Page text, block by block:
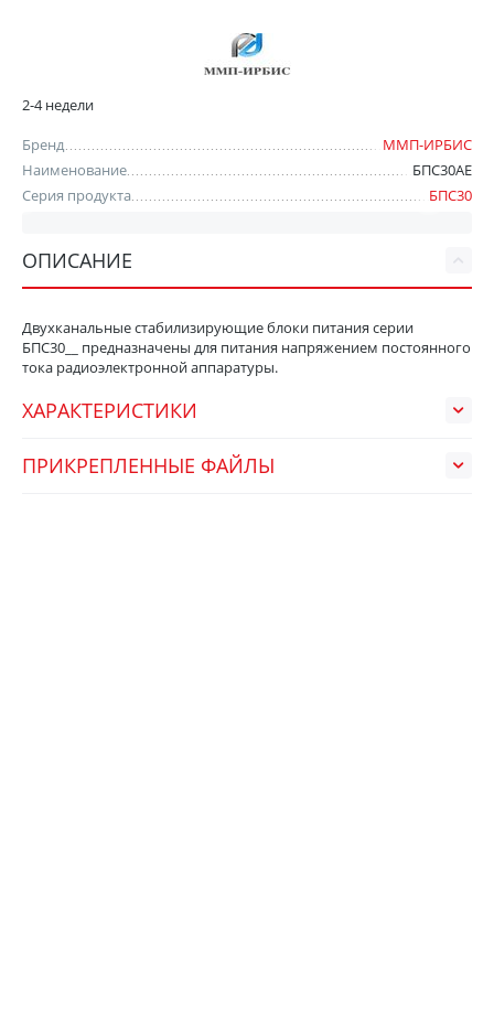
2-4 недели
Бренд
ММП-ИРБИС
Наименование
БПС30АЕ
Серия продукта
БПС30
ОПИСАНИЕ
Двухканальные стабилизирующие блоки питания серии
БПС30__ предназначены для питания напряжением постоянного
тока радиоэлектронной аппаратуры.
ХАРАКТЕРИСТИКИ
ПРИКРЕПЛЕННЫЕ ФАЙЛЫ